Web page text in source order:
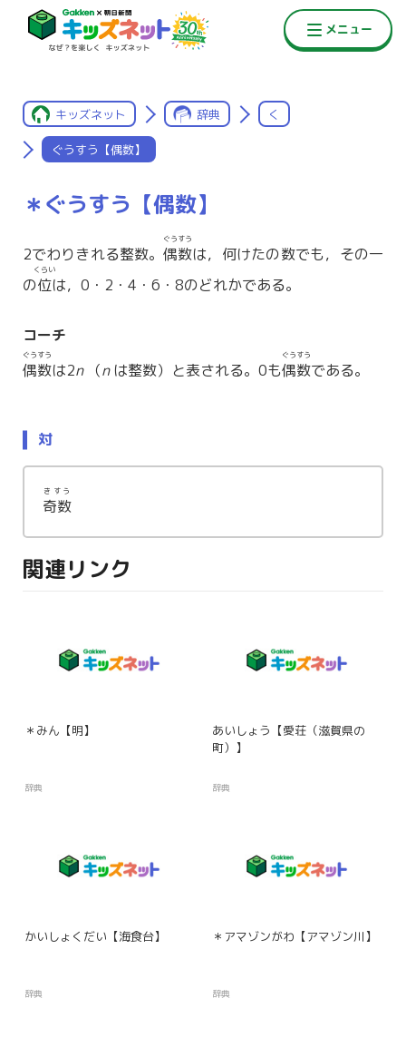
キッズネット 辞典 く
ぐうすう【偶数】
＊ぐうすう【偶数】
2でわりきれる整数。 偶数
ぐうすう
は，何けたの数でも，その一
の位
くらい
は，0・2・4・6・8のどれかである。
コーチ
偶数
ぐうすう
は2n（nは整数）と表される。0も偶数
ぐうすう
である。
対
奇数
きすう
関連リンク
＊みん【明】
辞典
あいしょう【愛荘（滋賀県の
町）】
辞典
かいしょくだい【海食台】
辞典
＊アマゾンがわ【アマゾン川】
辞典